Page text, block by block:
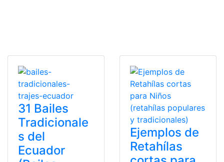
31 Bailes
Tradicionale
s del
Ecuador
Ejemplos de
Retahílas